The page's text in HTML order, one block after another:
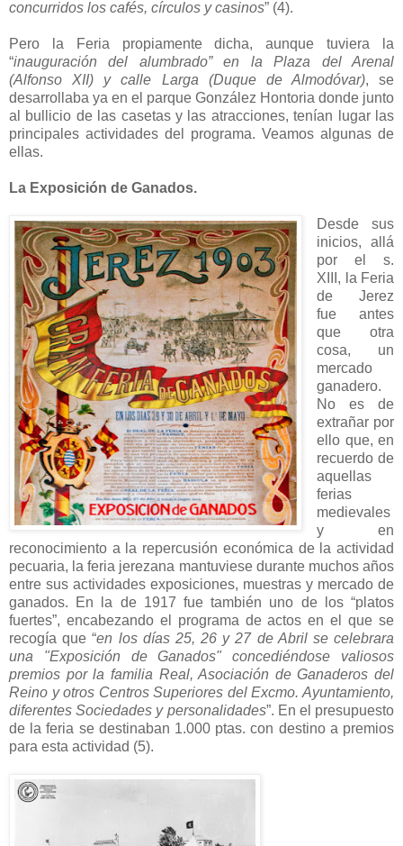
concurridos los cafés, círculos y casinos” (4).
Pero la Feria propiamente dicha, aunque tuviera la
“inauguración del alumbrado” en la Plaza del Arenal
(Alfonso XII) y calle Larga (Duque de Almodóvar), se
desarrollaba ya en el parque González Hontoria donde junto
al bullicio de las casetas y las atracciones, tenían lugar las
principales actividades del programa. Veamos algunas de
ellas.
La Exposición de Ganados.
Desde sus
inicios, allá
por el s.
XIII, la Feria
de Jerez
fue antes
que otra
cosa, un
mercado
ganadero.
No es de
extrañar por
ello que, en
recuerdo de
aquellas
ferias
medievales
y en
reconocimiento a la repercusión económica de la actividad
pecuaria, la feria jerezana mantuviese durante muchos años
entre sus actividades exposiciones, muestras y mercado de
ganados. En la de 1917 fue también uno de los “platos
fuertes”, encabezando el programa de actos en el que se
recogía que “en los días 25, 26 y 27 de Abril se celebrara
una "Exposición de Ganados" concediéndose valiosos
premios por la familia Real, Asociación de Ganaderos del
Reino y otros Centros Superiores del Excmo. Ayuntamiento,
diferentes Sociedades y personalidades”. En el presupuesto
de la feria se destinaban 1.000 ptas. con destino a premios
para esta actividad (5).